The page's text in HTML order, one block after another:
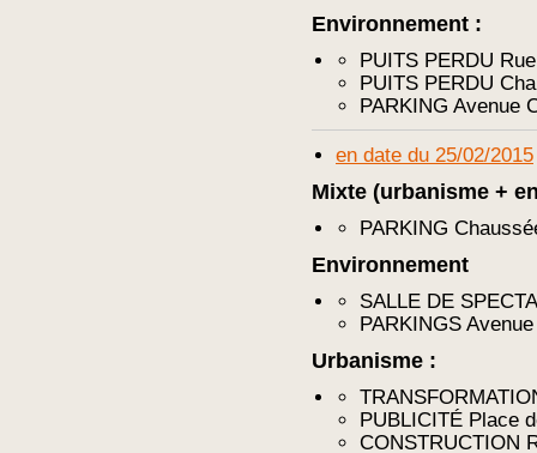
Environnement :
PUITS PERDU
PUITS PERDU
PARKING Avenue
en date du 25/02/2015
Mixte (urbanisme +
PARKING
Environnement
SALLE DE
PARKINGS
Urbanisme :
PUBLICITÉ Place
CONSTRUCTION